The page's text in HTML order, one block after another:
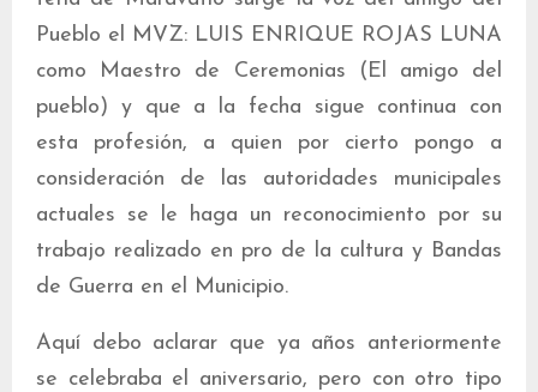
Pueblo el MVZ: LUIS ENRIQUE ROJAS LUNA
como Maestro de Ceremonias (El amigo del
pueblo) y que a la fecha sigue continua con
esta profesión, a quien por cierto pongo a
consideración de las autoridades municipales
actuales se le haga un reconocimiento por su
trabajo realizado en pro de la cultura y Bandas
de Guerra en el Municipio.
Aquí debo aclarar que ya años anteriormente
se celebraba el aniversario, pero con otro tipo